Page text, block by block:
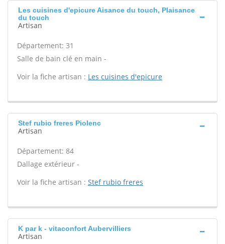
Les cuisines d'epicure Aisance du touch, Plaisance
du touch
Artisan
Département: 31
Salle de bain clé en main -
Voir la fiche artisan : Les cuisines d'epicure
Stef rubio freres Piolenc
Artisan
Département: 84
Dallage extérieur -
Voir la fiche artisan : Stef rubio freres
K par k - vitaconfort Aubervilliers
Artisan